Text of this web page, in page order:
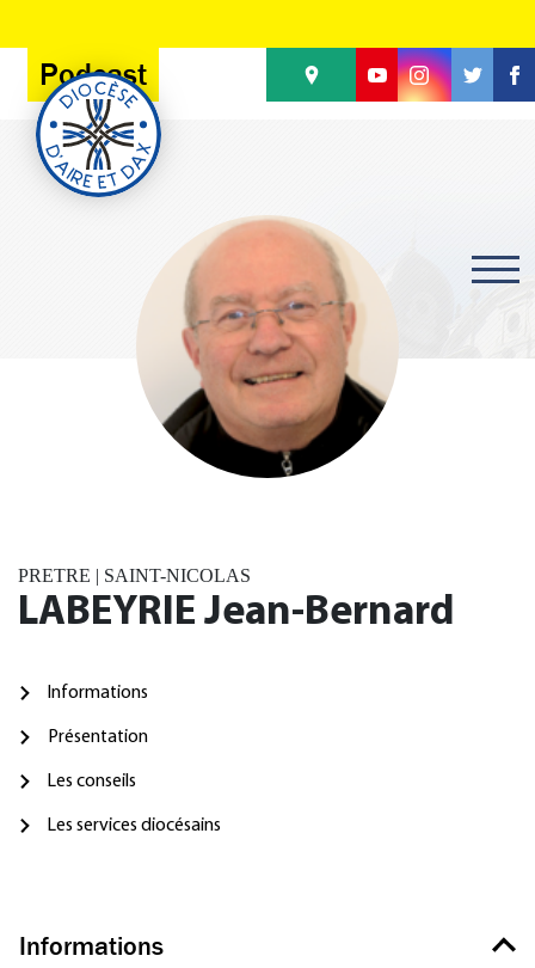
Podcast
PRETRE | SAINT-NICOLAS
LABEYRIE Jean-Bernard
Informations
Présentation
Les conseils
Les services diocésains
Informations